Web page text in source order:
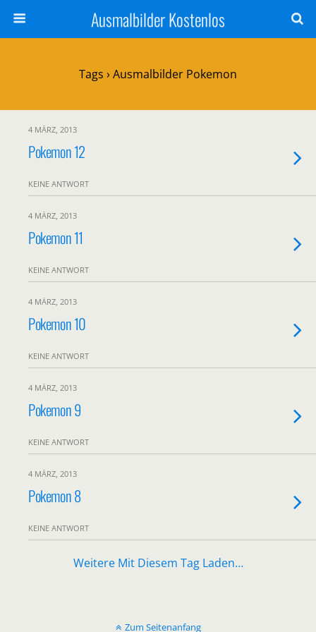
Ausmalbilder Kostenlos
Tags › Ausmalbilder Pokemon
4 MÄRZ, 2013
Pokemon 12
KEINE ANTWORT
4 MÄRZ, 2013
Pokemon 11
KEINE ANTWORT
4 MÄRZ, 2013
Pokemon 10
KEINE ANTWORT
4 MÄRZ, 2013
Pokemon 9
KEINE ANTWORT
4 MÄRZ, 2013
Pokemon 8
KEINE ANTWORT
Weitere Mit Diesem Tag Laden…
Zum Seitenanfang